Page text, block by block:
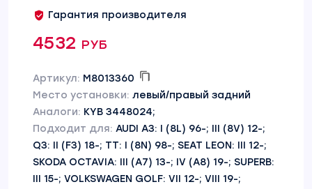
Гарантия производителя
4532 руб
Артикул: M8013360
Место установки: левый/правый задний
Аналоги: KYB 3448024;
Подходит для: AUDI A3: I (8L) 96-; III (8V) 12-;
Q3: II (F3) 18-; TT: I (8N) 98-; SEAT LEON: III 12-;
SKODA OCTAVIA: III (A7) 13-; IV (A8) 19-; SUPERB:
III 15-; VOLKSWAGEN GOLF: VII 12-; VIII 19-;